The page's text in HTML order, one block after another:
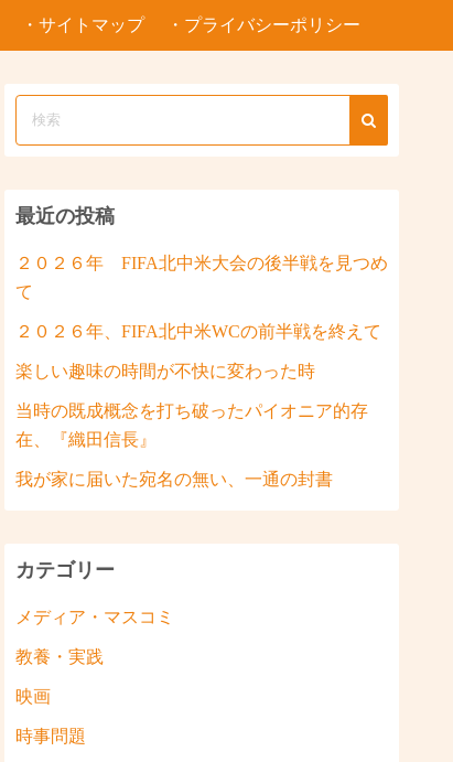
・サイトマップ ・プライバシーポリシー
最近の投稿
２０２６年 FIFA北中米大会の後半戦を見つめ
て
２０２６年、FIFA北中米WCの前半戦を終えて
楽しい趣味の時間が不快に変わった時
当時の既成概念を打ち破ったパイオニア的存
在、『織田信長』
我が家に届いた宛名の無い、一通の封書
カテゴリー
メディア・マスコミ
教養・実践
映画
時事問題